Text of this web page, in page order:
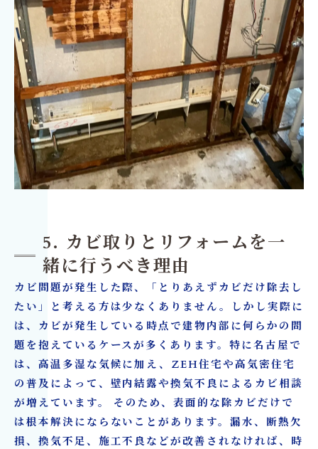
5. カビ取りとリフォームを一
緒に行うべき理由
カビ問題が発生した際、「とりあえずカビだけ除去し
たい」と考える方は少なくありません。しかし実際に
は、カビが発生している時点で建物内部に何らかの問
題を抱えているケースが多くあります。特に名古屋で
は、高温多湿な気候に加え、ZEH住宅や高気密住宅
の普及によって、壁内結露や換気不良によるカビ相談
が増えています。 そのため、表面的な除カビだけで
は根本解決にならないことがあります。漏水、断熱欠
損、換気不足、施工不良などが改善されなければ、時